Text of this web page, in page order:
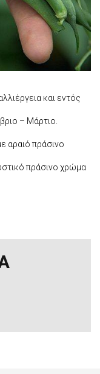
και εντός
– Μάρτιο.
αραιό πράσινο
πράσινο χρώμα